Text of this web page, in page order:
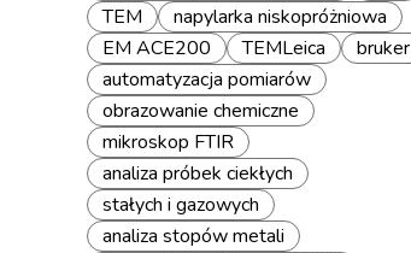
TEM
napylarka niskopróżniowa
EM ACE200
TEMLeica
bruker
automatyzacja pomiarów
obrazowanie chemiczne
mikroskop FTIR
analiza próbek ciekłych
stałych i gazowych
analiza stopów metali